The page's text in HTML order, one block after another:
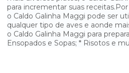
PIMENTA TRADICIONAL ARRIFANA -
TEMPERO COMPLETO ARRIFANA -
para incrementar suas
o Caldo Galinha Maggi pode ser
qualquer tipo de aves e aonde
o Caldo Galinha Maggi para
Ensopados e Sopas; * Risotos e